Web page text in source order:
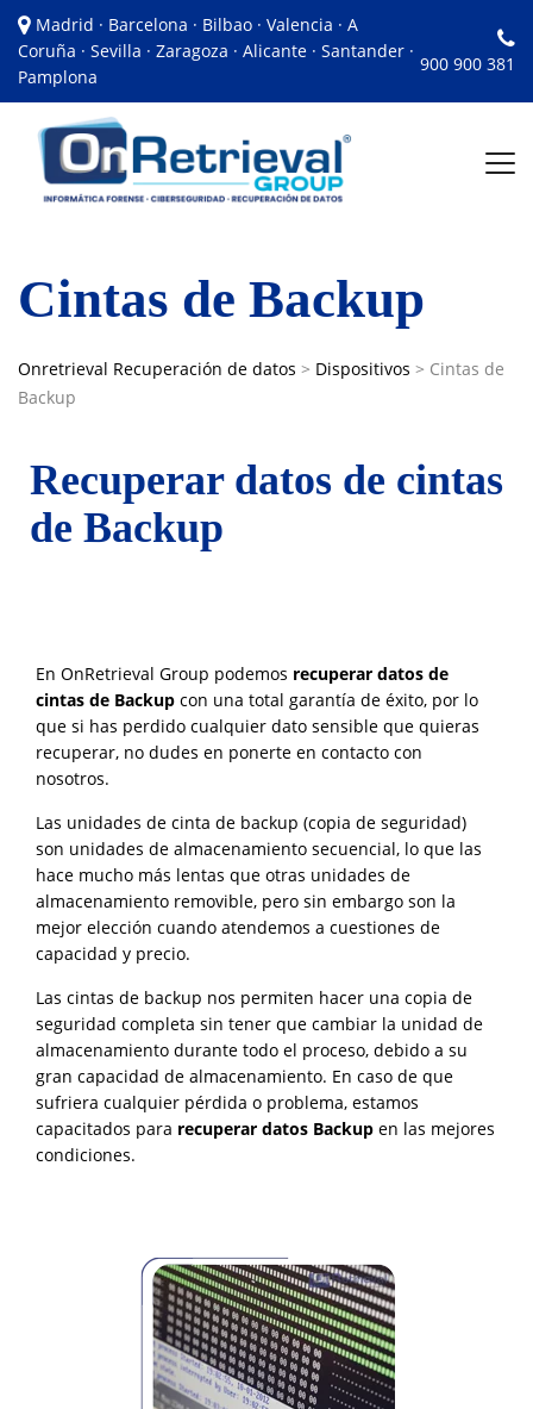
Madrid · Barcelona · Bilbao · Valencia · A
Coruña · Sevilla · Zaragoza · Alicante · Santander ·
Pamplona
900 900 381
Cintas de Backup
Onretrieval Recuperación de datos > Dispositivos > Cintas de
Backup
Recuperar datos de cintas
de Backup
En OnRetrieval Group podemos recuperar datos de
cintas de Backup con una total garantía de éxito, por lo
que si has perdido cualquier dato sensible que quieras
recuperar, no dudes en ponerte en contacto con
nosotros.
Las unidades de cinta de backup (copia de seguridad)
son unidades de almacenamiento secuencial, lo que las
hace mucho más lentas que otras unidades de
almacenamiento removible, pero sin embargo son la
mejor elección cuando atendemos a cuestiones de
capacidad y precio.
Las cintas de backup nos permiten hacer una copia de
seguridad completa sin tener que cambiar la unidad de
almacenamiento durante todo el proceso, debido a su
gran capacidad de almacenamiento. En caso de que
sufriera cualquier pérdida o problema, estamos
capacitados para recuperar datos Backup en las mejores
condiciones.